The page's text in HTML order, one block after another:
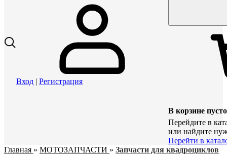
Вход | Регистрация
В корзине пусто
Перейдите в
или найдите
Перейти в
Главная » МОТОЗАПЧАСТИ » Запчасти для квадроциклов